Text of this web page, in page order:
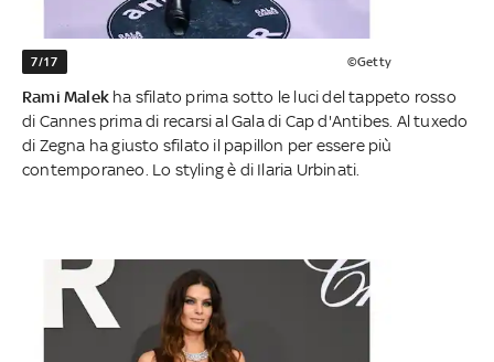
7/17 ©Getty
Rami Malek ha sfilato prima sotto le luci del tappeto rosso
di Cannes prima di recarsi al Gala di Cap d'Antibes. Al tuxedo
di Zegna ha giusto sfilato il papillon per essere più
contemporaneo. Lo styling è di Ilaria Urbinati.